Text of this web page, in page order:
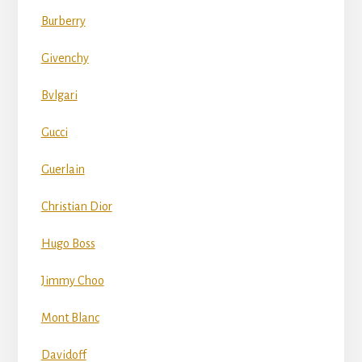
Burberry
Givenchy
Bvlgari
Gucci
Guerlain
Christian Dior
Hugo Boss
Jimmy Choo
Mont Blanc
Davidoff